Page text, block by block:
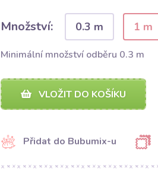
Množství: 0.3 m 1 m
Minimální množství odběru 0.3 m
VLOŽIT DO KOŠÍKU
Přidat do Bubumix-u